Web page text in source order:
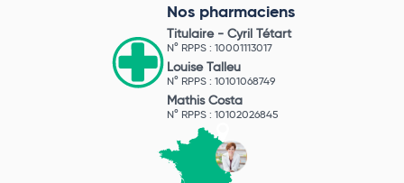
Nos pharmaciens
Titulaire - Cyril Tétart
N° RPPS : 10001113017
Louise Talleu
N° RPPS : 10101068749
Mathis Costa
N° RPPS : 10102026845